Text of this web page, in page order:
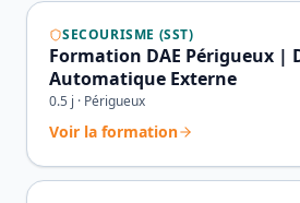
SECOURISME (SST)
Formation DAE Périgueux |
Automatique Externe
0.5 j · Périgueux
Voir la formation